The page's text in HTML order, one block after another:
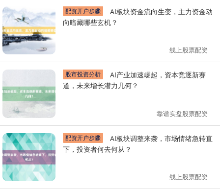
配资开户步骤
向暗藏哪些玄机？
线上股票配资
股市投资分析
道，未来增长潜力几何？
靠谱实盘股票配资
配资开户步骤
下，投资者何去何从？
线上股票配资